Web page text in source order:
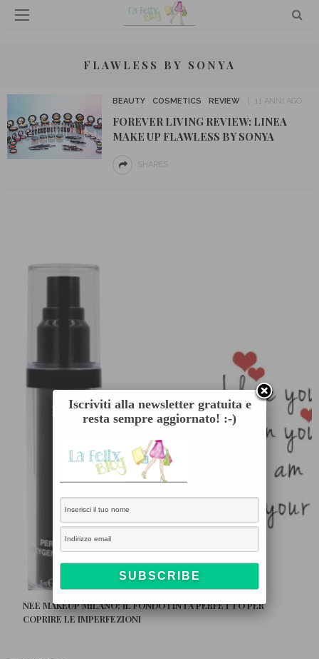
FLAWLESS BY SONYA
BEAUTY COSMETICS REVIEW 11 ANNI AGO
FOREVER LIVING REVIEW: LINEA
MAKE UP FLAWLESS BY SONYA
SHARES
NEE MAKEUP MILANO: IL FONDOTINTA PERFETTO PER
COPRIRE LE IMPERFEZIONI
Iscriviti alla newsletter gratuita e
resta sempre aggiornato! :-)